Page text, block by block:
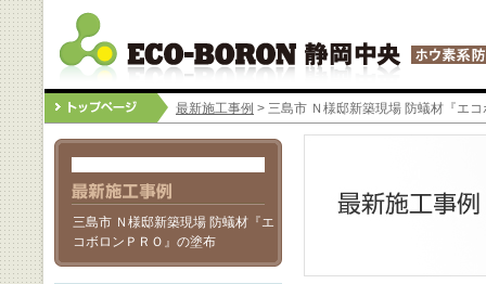
最新施工事例 > 三島市 Ｎ様邸新築現場 防蟻材『エ
三島市 Ｎ様邸新築現場 防蟻材『エ
コボロンＰＲＯ』の塗布